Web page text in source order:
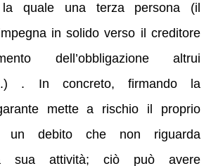
la quale una terza persona (il
in solido verso il creditore
dell’obbligazione altrui
. In concreto, firmando la
mette a rischio il proprio
un debito che non riguarda
sua attività; ciò può avere